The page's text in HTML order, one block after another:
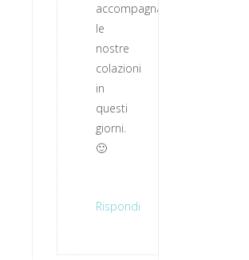
accompagnando
le
nostre
colazioni
in
questi
giorni.
🙂
Rispondi